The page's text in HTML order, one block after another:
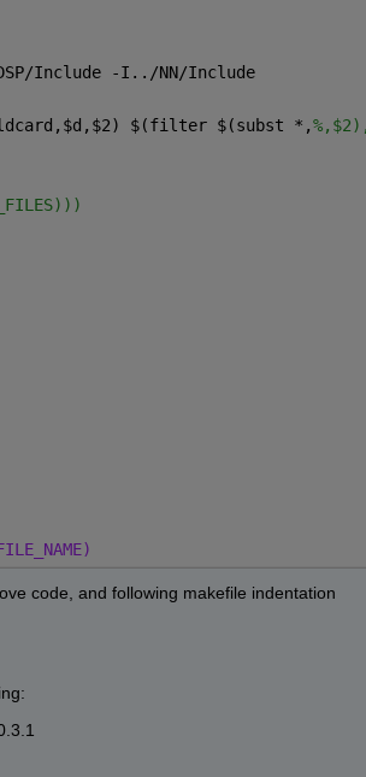
Include -I../NN/Include
$d, $2) $(filter $(subst *,
code, and following makefile indentation